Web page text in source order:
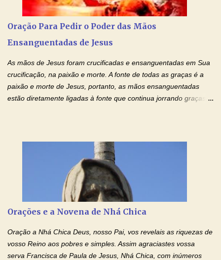
pelos relacionamentos. Diz a Bíblia sagrada: "O amor é paciente,
o amor é prestativo; não é invejoso, não se ostenta, não se incha
de orgulho. Nada faz de inconveniente, não procura o seu próprio
interesse, não se irrita, não guarda rancor. Não se alegra com a
Oração Para Pedir o Poder das Mãos
Ensanguentadas de Jesus
As mãos de Jesus foram crucificadas e ensanguentadas em Sua
crucificação, na paixão e morte. A fonte de todas as graças é a
paixão e morte de Jesus, portanto, as mãos ensanguentadas
estão diretamente ligadas à fonte que continua jorrando graças
ensanguentadas, chagadas e abertas, sobre mim, neste
momento. Sinto-me completamente sem forças para prosseguir,
carregando as minhas cruzes. Preciso que a força e o poder de
Tuas Mãos, que suportaram a mais profunda dor ao serem
pregadas na Cruz, reergam-me e curem-me agora. Jesus, não
peço somente por mim, mas também por todos aqueles que mais
amo. Nós precisamos desesperadamente de cura física e
espiritual, através do toque consolador de tuas Mãos
ensanguentadas e infinitamente poderosas. Eu reconheço,
apesar de toda a minha limitação e da infinidade dos meus ...
Orações e a Novena de Nhá Chica
Oração a Nhá Chica Deus, nosso Pai, vos revelais as riquezas de
vosso Reino aos pobres e simples. Assim agraciastes vossa
serva Francisca de Paula de Jesus, Nhá Chica, com inúmeros